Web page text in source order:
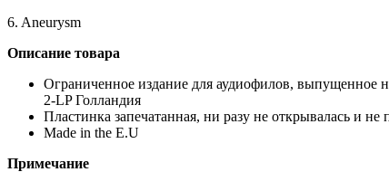
6. Aneurysm
Описание товара
Ограниченное издание для аудиофилов, выпущенное
2-LP Голландия
Пластинка запечатанная, ни разу не открывалась и не
Made in the E.U
Примечание